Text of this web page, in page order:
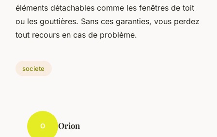
éléments détachables comme les fenêtres de toit
ou les gouttières. Sans ces garanties, vous perdez
tout recours en cas de problème.
societe
O Orion